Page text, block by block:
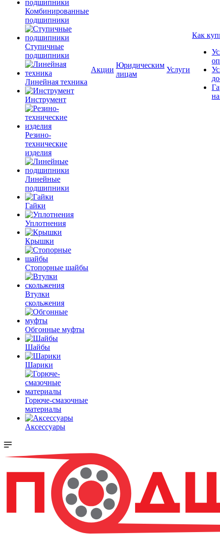
Комбинированные
подшипники
Ступичные
подшипники
Линейная техника
Инструмент
Резино-
технические
изделия
Линейные
подшипники
Гайки
Уплотнения
Крышки
Стопорные шайбы
Втулки
скольжения
Обгонные муфты
Шайбы
Шарики
Горюче-смазочные
материалы
Аксессуары
Акции
Юридическим
лицам
Услуги
Как